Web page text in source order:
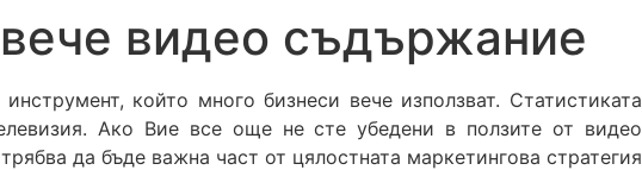
видео съдържание
който много бизнеси вече използват. Статистиката
Ако Вие все още не сте убедени в ползите от видео
да бъде важна част от цялостната маркетингова стратегия